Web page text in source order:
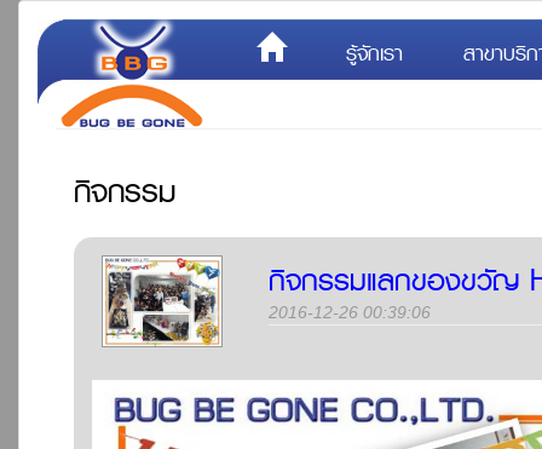
รู้จักเรา สาขาบริก
กิจกรรม
กิจกรรมแลกของขวัญ
2016-12-26 00:39:06